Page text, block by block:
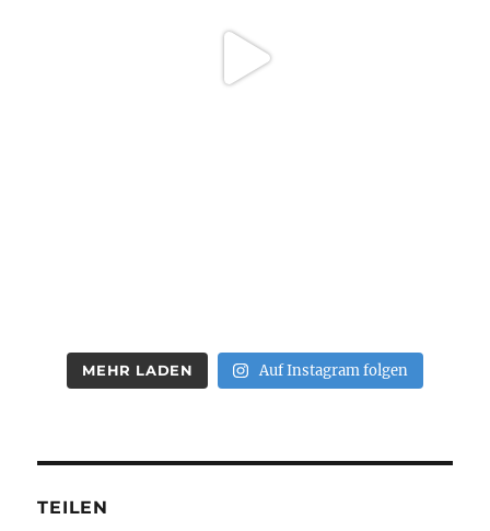
MEHR LADEN Auf Instagram folgen
TEILEN